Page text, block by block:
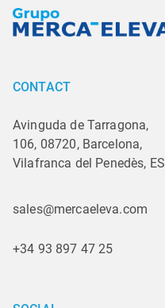
CONTACT
Avinguda de Tarragona,
106, 08720, Barcelona,
Vilafranca del Penedès, ES
sales@mercaeleva.com
+34 93 897 47 25